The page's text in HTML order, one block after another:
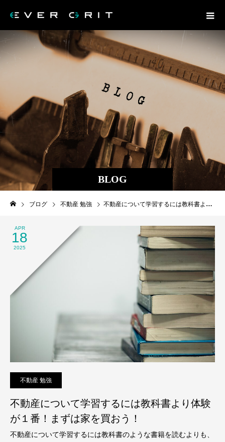
BLOG
ブログ 不動産 勉強 不動産について学習するには教科書より体験が１番！まずは家を買おう！
APR
18
2025
不動産 勉強
不動産について学習するには教科書より体験
が１番！まずは家を買おう！
不動産について学習するには教科書のような書籍を読むよりも、